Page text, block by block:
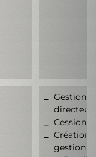
directeur
Cession,
Création
gestion